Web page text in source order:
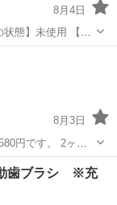
8月4日
態】未使用 【カ
8月3日
円です。 2ヶ月
。 ※本体動作確認
シヘッドは、新品
歯ブラシ ※充